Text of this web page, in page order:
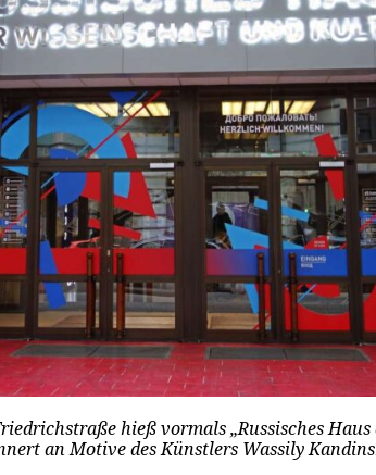
hieß vormals „Russisches
an Motive des Künstlers Wassily